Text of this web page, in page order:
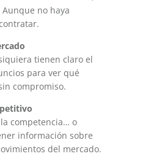
no haya
tienen claro el
para ver qué
compromiso.
competencia… o
información sobre
del mercado.